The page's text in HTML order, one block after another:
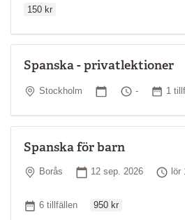
150 kr
Spanska - privatlektioner
Plats
Stockholm Startdatum
Tid
- 1
Spanska för barn
Plats
Borås Startdatum
12 sep. 2026 Tid
lör
Antal tillfällen
6 tillfällen 950 kr